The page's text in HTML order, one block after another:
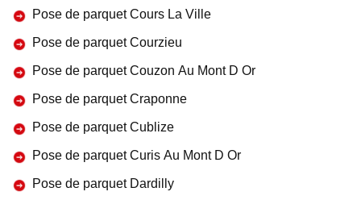
Pose de parquet Cours La Ville
Pose de parquet Courzieu
Pose de parquet Couzon Au Mont D Or
Pose de parquet Craponne
Pose de parquet Cublize
Pose de parquet Curis Au Mont D Or
Pose de parquet Dardilly